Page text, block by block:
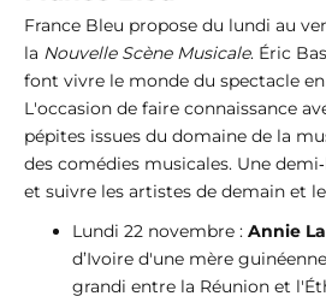
France Bleu propose du lundi au
la Nouvelle Scène Musicale. Éric
font vivre le monde du spectacle
L'occasion de faire connaissance
pépites issues du domaine de la
des comédies musicales. Une
et suivre les artistes de demain et
Lundi 22 novembre : Annie
d’Ivoire d'une mère
grandi entre la Réunion et